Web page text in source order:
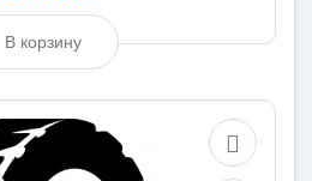
В корзину